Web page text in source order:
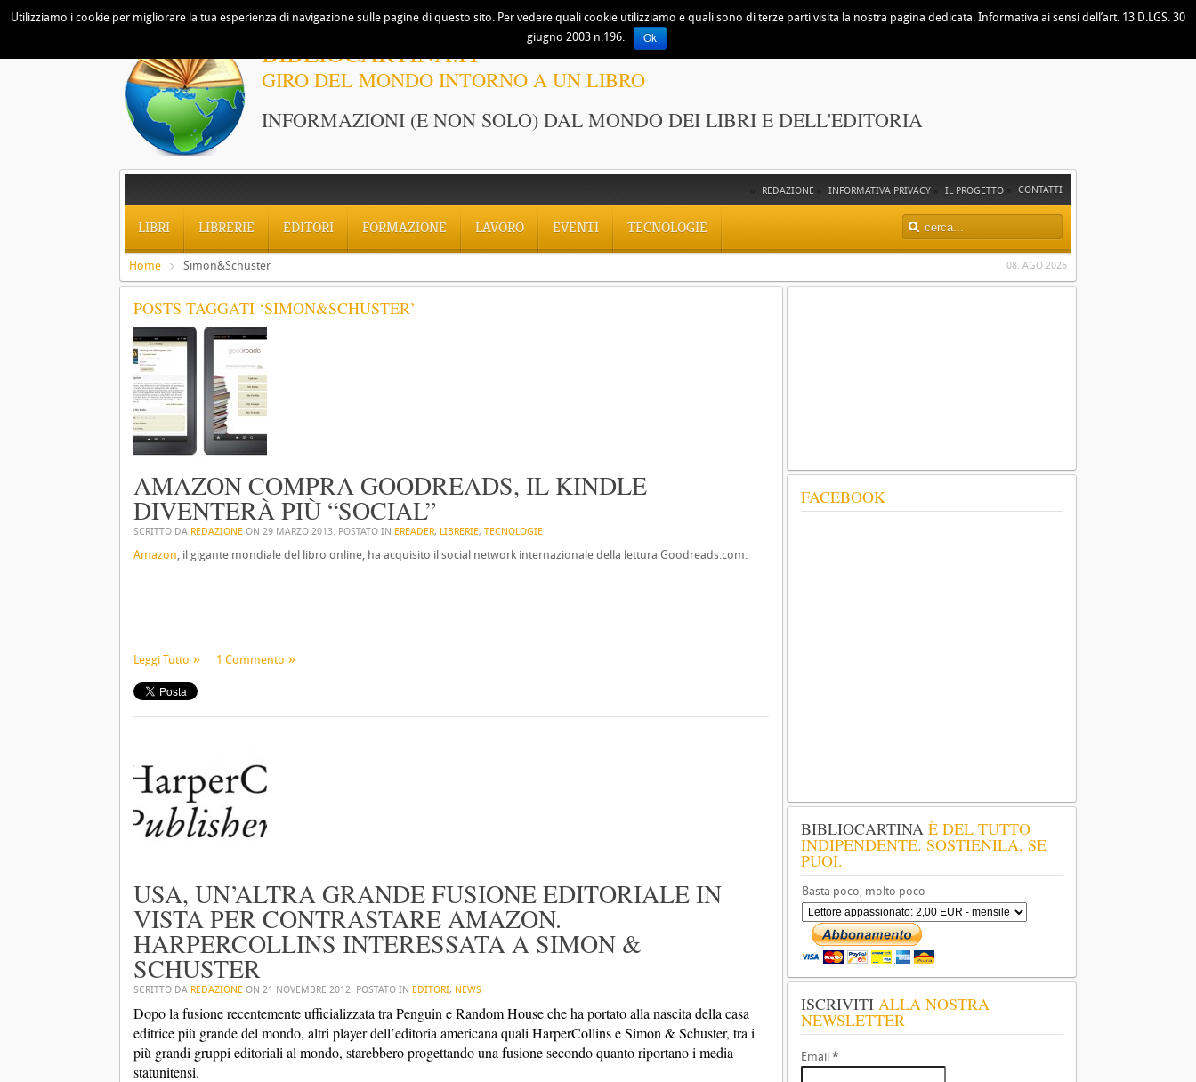
BIBLIOCARTINA.IT
GIRO DEL MONDO INTORNO A UN LIBRO
INFORMAZIONI (E NON SOLO) DAL MONDO DEI LIBRI E DELL'EDITORIA
CONTATTI
IL PROGETTO
INFORMATIVA PRIVACY
REDAZIONE
LIBRI LIBRERIE EDITORI FORMAZIONE LAVORO EVENTI TECNOLOGIE
08. AGO 2026
Home Simon&Schuster
POSTS TAGGATI ‘SIMON&SCHUSTER’
AMAZON COMPRA GOODREADS, IL KINDLE
DIVENTERÀ PIÙ “SOCIAL”
SCRITTO DA REDAZIONE ON 29 MARZO 2013. POSTATO IN EREADER, LIBRERIE, TECNOLOGIE
Amazon, il gigante mondiale del libro online, ha acquisito il social network internazionale della lettura Goodreads.com.
Leggi Tutto 1 Commento
USA, UN’ALTRA GRANDE FUSIONE EDITORIALE IN
VISTA PER CONTRASTARE AMAZON.
HARPERCOLLINS INTERESSATA A SIMON &
SCHUSTER
SCRITTO DA REDAZIONE ON 21 NOVEMBRE 2012. POSTATO IN EDITORI, NEWS
Dopo la fusione recentemente ufficializzata tra Penguin e Random House che ha portato alla nascita della casa
editrice più grande del mondo, altri player dell’editoria americana quali HarperCollins e Simon & Schuster, tra i
più grandi gruppi editoriali al mondo, starebbero progettando una fusione secondo quanto riportano i media
statunitensi.
FACEBOOK
BIBLIOCARTINA È DEL TUTTO
INDIPENDENTE. SOSTIENILA, SE
PUOI.
Basta poco, molto poco
ISCRIVITI ALLA NOSTRA
NEWSLETTER
Email *
Utilizziamo i cookie per migliorare la tua esperienza di navigazione sulle pagine di questo sito. Per vedere quali cookie utilizziamo e quali sono di terze parti visita la nostra pagina dedicata. Informativa ai sensi dell’art. 13 D.LGS. 30
giugno 2003 n.196.
Ok